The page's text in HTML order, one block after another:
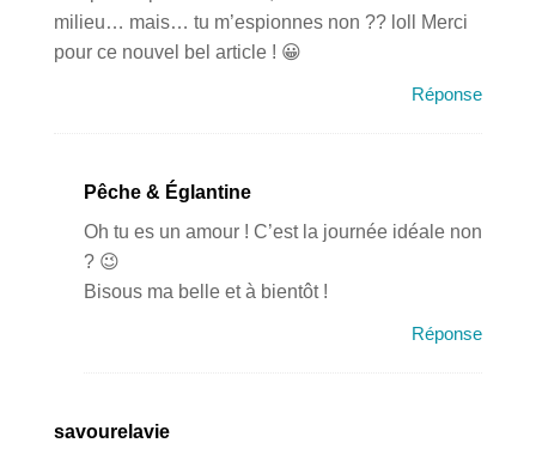
milieu… mais… tu m’espionnes non ?? loll Merci
pour ce nouvel bel article ! 😀
Réponse
Pêche & Églantine
Oh tu es un amour ! C’est la journée idéale non
? 😉
Bisous ma belle et à bientôt !
Réponse
savourelavie